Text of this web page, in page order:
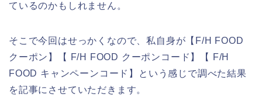
ているのかもしれません。
そこで今回はせっかくなので、私自身が【F/H FOOD
クーポン】【 F/H FOOD クーポンコード】【 F/H
FOOD キャンペーンコード】という感じで調べた結果
を記事にさせていただきます。